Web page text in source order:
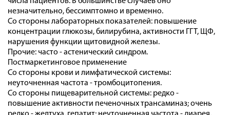
незначительно, бессимптомно и временно.
Со стороны лабораторных показателей: повышение
концентрации глюкозы, билирубина, активности ГГТ, ЩФ,
нарушения функции щитовидной железы.
Прочие: часто - астенический синдром.
Постмаркетинговое применение
Со стороны крови и лимфатической системы:
неуточненная частота - тромбоцитопения.
Со стороны пищеварительной системы: редко -
повышение активности печеночных трансаминаз; очень